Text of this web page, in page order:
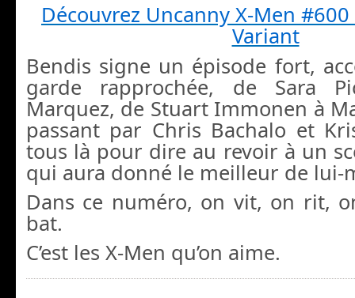
Découvrez Uncanny X-Men
Variant
Bendis signe un épisode fort,
garde rapprochée, de Sara
Marquez, de Stuart Immonen à
passant par Chris Bachalo et
tous là pour dire au revoir à un
qui aura donné le meilleur de lui-
Dans ce numéro, on vit, on rit,
bat.
C’est les X-Men qu’on aime.